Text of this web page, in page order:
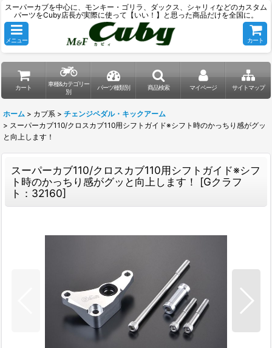
スーパーカブを中心に、モンキー・ゴリラ、ダックス、シャリィなどのカスタム
パーツをCuby店長が実際に使って【いい！】と思った商品だけを全国に。
メニュー カート
カート
車種&カテゴリー
別
パーツ種類別 商品検索 マイページ サイトマップ
ホーム > カブ系 > チェンジペダル・キックアーム
> スーパーカブ110/クロスカブ110用シフトガイド※シフト時のかっちり感がグッ
と向上します！
スーパーカブ110/クロスカブ110用シフトガイド※シフ
ト時のかっちり感がグッと向上します！
[Gクラフ
ト：32160]